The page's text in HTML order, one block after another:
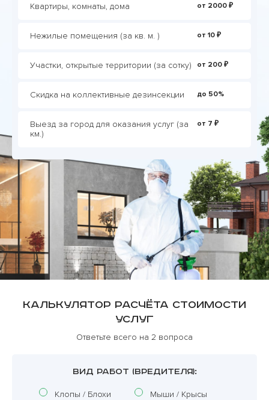
Квартиры, комнаты, дома от 2000 ₽
Нежилые помещения (за кв. м. ) от 10 ₽
Участки, открытые территории (за сотку) от 200 ₽
Скидка на коллективные дезинсекции до 50%
Выезд за город для оказания услуг (за
км.)
от 7 ₽
Калькулятор расчёта стоимости
услуг
Ответьте всего на 2 вопроса
ВИД РАБОТ (ВРЕДИТЕЛЯ):
Клопы / Блохи Мыши / Крысы